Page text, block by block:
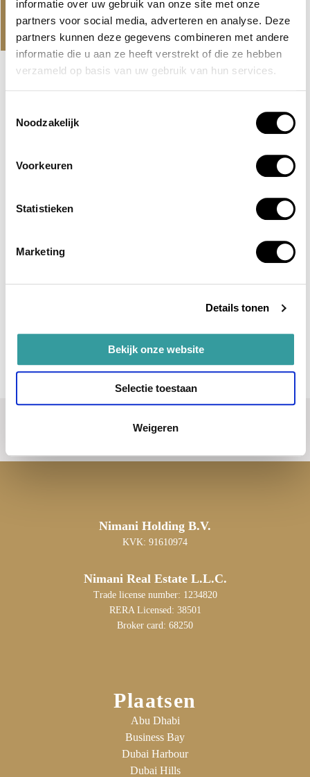
informatie over uw gebruik van onze site met onze
partners voor social media, adverteren en analyse. Deze
partners kunnen deze gegevens combineren met andere
informatie die u aan ze heeft verstrekt of die ze hebben
verzameld op basis van uw gebruik van hun services.
Noodzakelijk
Voorkeuren
Statistieken
Marketing
Details tonen
Bekijk onze website
Selectie toestaan
Weigeren
PROJECTEN
ONS AANBOD EN NIEUWSTE
PROJECTEN
EVERLY PLACE
aan de crystal lagoon in MBR...
AED 2,100,000 Lees verder
Nimani Holding B.V.
KVK: 91610974
Nimani Real Estate L.L.C.
Trade license number: 1234820
RERA Licensed: 38501
Broker card: 68250
Plaatsen
Abu Dhabi
Business Bay
Dubai Harbour
Dubai Hills